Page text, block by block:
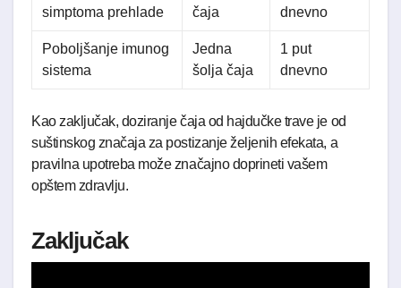
simptoma prehlade
čaja
dnevno
Poboljšanje imunog
sistema
Jedna
šolja čaja
1 put
dnevno
Kao zaključak, doziranje čaja od hajdučke trave je od
suštinskog značaja za postizanje željenih efekata, a
pravilna upotreba može značajno doprineti vašem
opštem zdravlju.
Zaključak